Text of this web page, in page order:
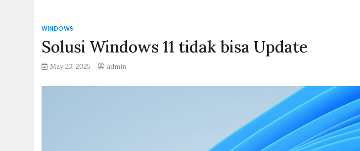
WINDOWS
Solusi Windows 11 tidak bisa Update
May 23, 2025 admin